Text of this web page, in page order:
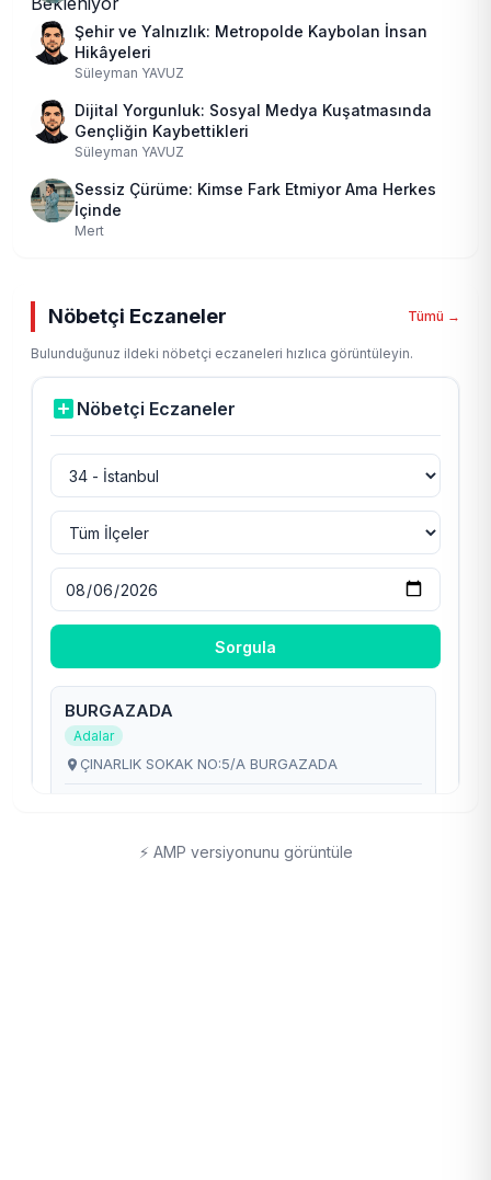
Şehir ve Yalnızlık: Metropolde Kaybolan İnsan
Hikâyeleri
Süleyman YAVUZ
Dijital Yorgunluk: Sosyal Medya Kuşatmasında
Gençliğin Kaybettikleri
Süleyman YAVUZ
Sessiz Çürüme: Kimse Fark Etmiyor Ama Herkes
İçinde
Mert
Nöbetçi Eczaneler Tümü →
Bulunduğunuz ildeki nöbetçi eczaneleri hızlıca görüntüleyin.
⚡ AMP versiyonunu görüntüle